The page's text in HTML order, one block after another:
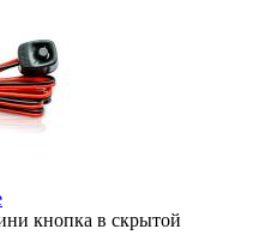
кнопка в скрытой